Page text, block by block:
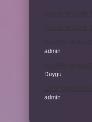
admin
Duygu
admin